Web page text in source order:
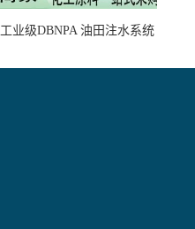
工业级DBNPA 油田注水系统